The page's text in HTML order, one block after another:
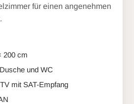
für einen angenehmen
200 cm
und WC
mit SAT-Empfang